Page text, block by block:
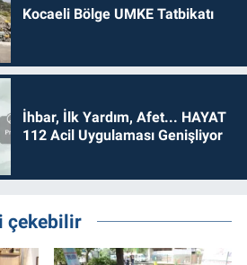
Kocaeli Bölge UMKE Tatbikatı
İhbar, İlk Yardım, Afet... HAYAT
112 Acil Uygulaması Genişliyor
çekebilir